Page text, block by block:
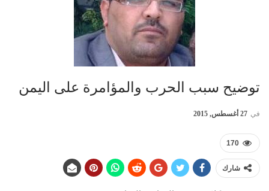
توضيح سبب الحرب والمؤامرة على اليمن
في 27 أغسطس, 2015
170
شارك